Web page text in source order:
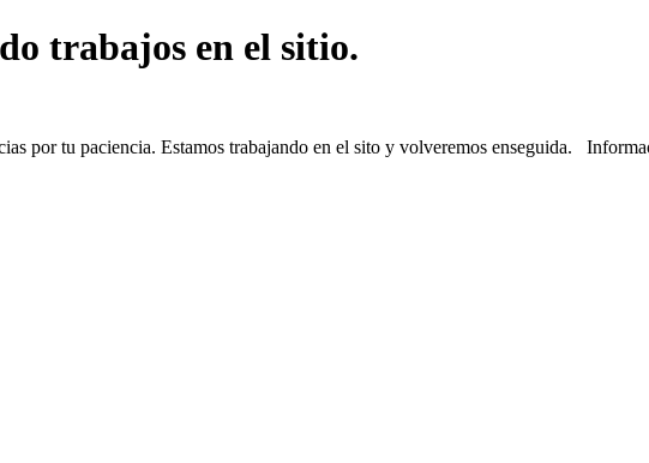
trabajos en el sitio.
por tu paciencia. Estamos trabajando en el sito y volveremos enseguida.